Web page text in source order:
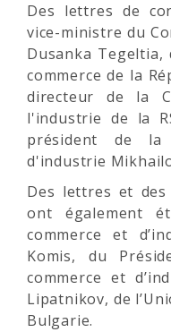
Des lettres de
vice-ministre du
Dusanka
commerce de la
directeur de la
l'industrie de la
président de la
d'industrie
Des lettres et des
ont également
commerce et
Komis, du
commerce et
Lipatnikov, de
Bulgarie.